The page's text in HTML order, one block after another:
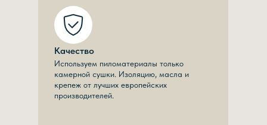
Качество
Используем пиломатериалы только
камерной сушки. Изоляцию, масла и
крепеж от лучших европейских
производителей.